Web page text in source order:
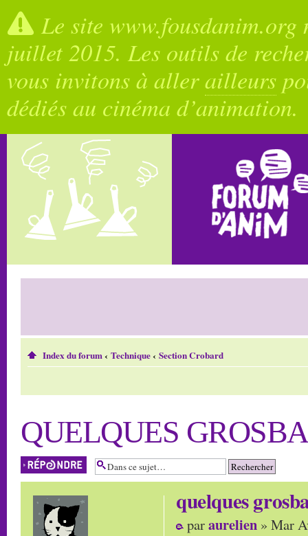
Le site
juillet 2015. Les outils de
vous invitons à allerailleurs
dédiés au cinéma d’animation.
Index du forum‹ Technique‹ Section Crobard
QUELQUES
Répondre
quelques
paraurelien » Mar